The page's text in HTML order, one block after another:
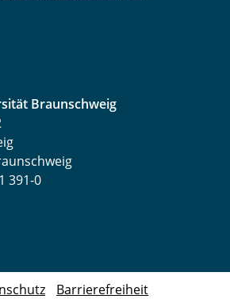
Braunschweig
391-0
Barrierefreiheit